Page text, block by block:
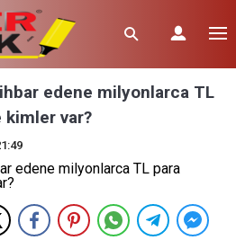
edene milyonlarca TL
kimler var?